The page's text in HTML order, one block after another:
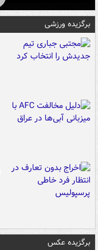
برگزیده ورزشی
برگزیده عکس